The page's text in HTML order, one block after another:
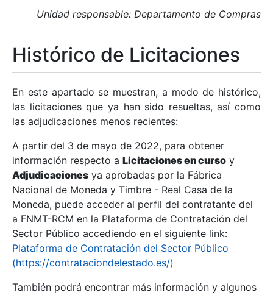
Mostrar/Ocultar
Mostrar/Ocultar
Mostrar/Ocultar
Unidad responsable: Departamento de Compras
Histórico de Licitaciones
En este apartado se muestran, a modo de histórico,
las licitaciones que ya han sido resueltas, así como
las adjudicaciones menos recientes:
A partir del 3 de mayo de 2022, para obtener
información respecto a Licitaciones en curso y
Adjudicaciones ya aprobadas por la Fábrica
Nacional de Moneda y Timbre - Real Casa de la
Moneda, puede acceder al perfil del contratante del
a FNMT-RCM en la Plataforma de Contratación del
Sector Público accediendo en el siguiente link:
Plataforma de Contratación del Sector Público
(https://contrataciondelestado.es/)
También podrá encontrar más información y algunos